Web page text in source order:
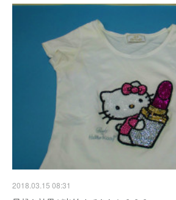
2018.03.15 08:31